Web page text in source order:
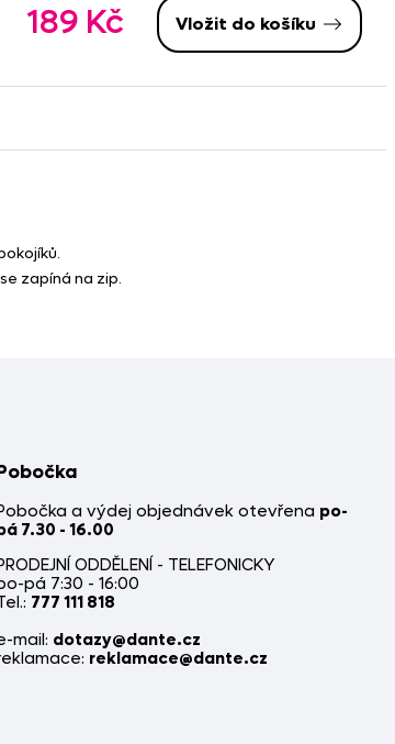
189 Kč Vložit do košíku
zapíná na zip.
a výdej objednávek otevřena po-
7.30 - 16.00
ODDĚLENÍ - TELEFONICKY
pá 7:30 - 16:00
777 111 818
mail: dotazy@dante.cz
reklamace@dante.cz